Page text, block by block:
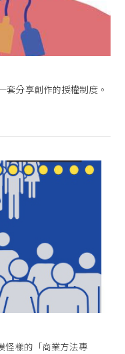
套分享創作的授權制度。
怪樣的「商業方法專